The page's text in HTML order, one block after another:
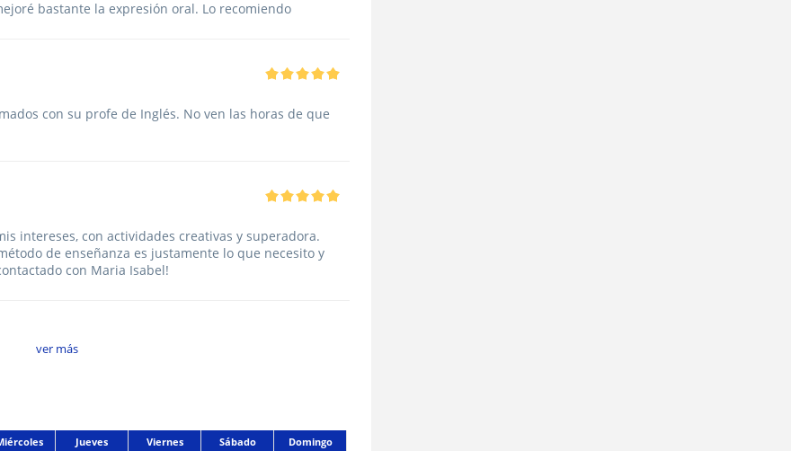
bastante la expresión oral. Lo recomiendo
con su profe de Inglés. No ven las horas de que
intereses, con actividades creativas y superadora.
de enseñanza es justamente lo que necesito y
con Maria Isabel!
ver más
Jueves Viernes Sábado
Domingo